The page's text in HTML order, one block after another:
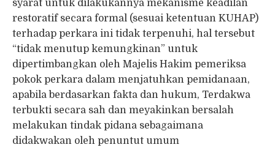
syarat untuk dilakukannya mekanisme keadilan
restoratif secara formal (sesuai ketentuan KUHAP)
terhadap perkara ini tidak terpenuhi, hal tersebut
“tidak menutup kemungkinan” untuk
dipertimbangkan oleh Majelis Hakim pemeriksa
pokok perkara dalam menjatuhkan pemidanaan,
apabila berdasarkan fakta dan hukum, Terdakwa
terbukti secara sah dan meyakinkan bersalah
melakukan tindak pidana sebagaimana
didakwakan oleh penuntut umum